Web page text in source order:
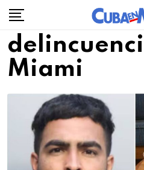
Skip
content
Miami